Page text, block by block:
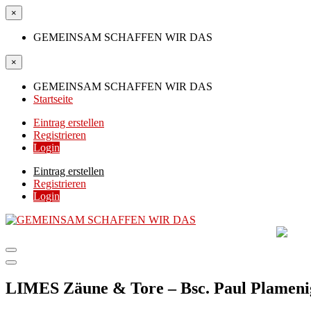
×
GEMEINSAM SCHAFFEN WIR DAS
×
GEMEINSAM SCHAFFEN WIR DAS
Startseite
Eintrag erstellen
Registrieren
Login
Eintrag erstellen
Registrieren
Login
LIMES Zäune & Tore – Bsc. Paul